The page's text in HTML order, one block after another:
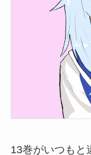
13巻がいつもと